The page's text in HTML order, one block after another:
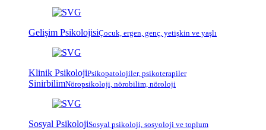
Gelişim PsikolojisiÇocuk, ergen, genç, yetişkin ve yaşlı
Klinik PsikolojiPsikopatolojiler, psikoterapiler
SinirbilimNöropsikoloji, nörobilim, nöroloji
Sosyal PsikolojiSosyal psikoloji, sosyoloji ve toplum